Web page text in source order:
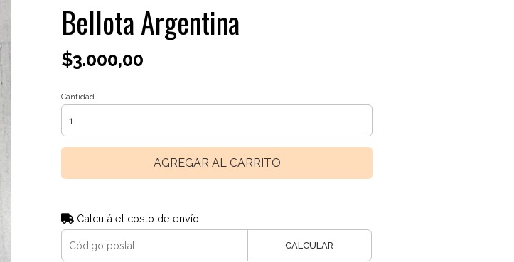
Bellota Argentina
$3.000,00
Cantidad
AGREGAR AL CARRITO
Calculá el costo de envío
CALCULAR